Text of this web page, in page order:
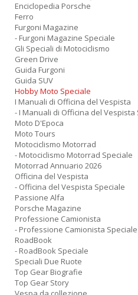
Enciclopedia Porsche
Ferro
Furgoni Magazine
- Furgoni Magazine Speciale
Gli Speciali di Motociclismo
Green Drive
Guida Furgoni
Guida SUV
Hobby Moto Speciale
I Manuali di Officina del Vespista
- I Manuali di Officina del Vespista
Moto D'Epoca
Moto Tours
Motociclismo Motorrad
- Motociclismo Motorrad Speciale
Motorrad Annuario 2026
Officina del Vespista
- Officina del Vespista Speciale
Passione Alfa
Porsche Magazine
Professione Camionista
- Professione Camionista Speciale
RoadBook
- RoadBook Speciale
Speciali Due Ruote
Top Gear Biografie
Top Gear Story